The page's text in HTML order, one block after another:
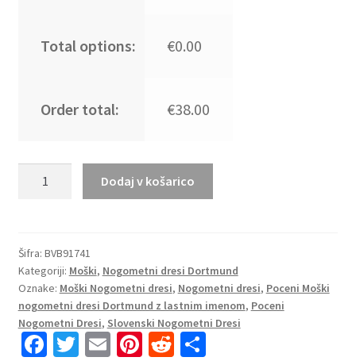
Total options: €0.00
Order total: €38.00
Dortmund
Domači
2023
Kratek
Rokav
+
Dodaj v košarico
Šifra: BVB91741
Kategoriji: Moški, Nogometni dresi Dortmund
Oznake: Moški Nogometni dresi, Nogometni dresi, Poceni Moški
nogometni dresi Dortmund z lastnim imenom, Poceni
Nogometni Dresi, Slovenski Nogometni Dresi
Fa T E Pi R S